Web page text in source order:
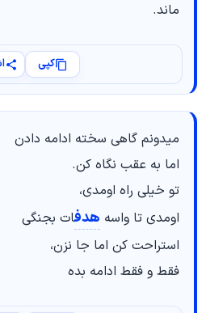
ماند.
کپی
میدونم گاهی سخته ادامه دادن
اما به عقب نگاه کن.
تو خیلی راه اومدی،
اومدی تا واسه هدفات بجنگی
استراحت کن اما جا نزن،
فقط و فقط ادامه بده